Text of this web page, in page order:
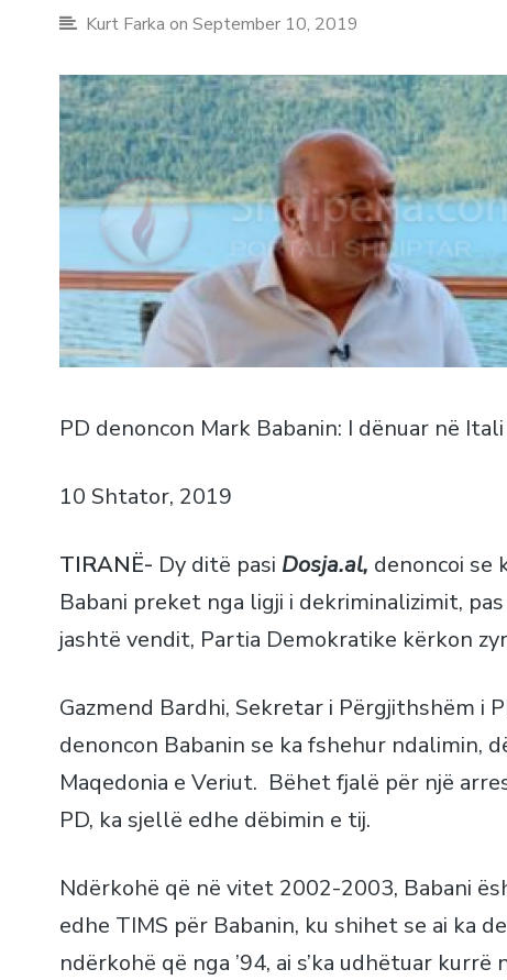
Kurt Farka on September 10, 2019
PD denoncon Mark Babanin: I dënuar në
10 Shtator, 2019
TIRANË- Dy ditë pasi Dosja.al, denoncoi se
Babani preket nga ligji i dekriminalizimit,
jashtë vendit, Partia Demokratike kërkon
Gazmend Bardhi, Sekretar i Përgjithshëm i
denoncon Babanin se ka fshehur ndalimin,
Maqedonia e Veriut. Bëhet fjalë për një
PD, ka sjellë edhe dëbimin e tij.
Ndërkohë që në vitet 2002-2003, Babani
edhe TIMS për Babanin, ku shihet se ai ka
ndërkohë që nga ’94, ai s’ka udhëtuar